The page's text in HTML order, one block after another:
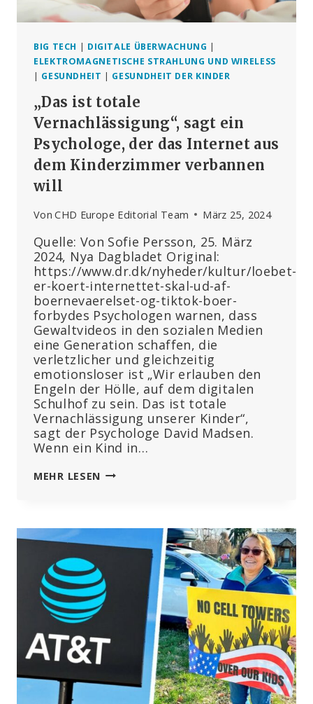
BIG TECH | DIGITALE ÜBERWACHUNG |
ELEKTROMAGNETISCHE STRAHLUNG UND WIRELESS
| GESUNDHEIT | GESUNDHEIT DER KINDER
„Das ist totale
Vernachlässigung“, sagt ein
Psychologe, der das Internet aus
dem Kinderzimmer verbannen
will
Von CHD Europe Editorial Team März 25, 2024
Quelle: Von Sofie Persson, 25. März
2024, Nya Dagbladet Original:
https://www.dr.dk/nyheder/kultur/loebet-
er-koert-internettet-skal-ud-af-
boernevaerelset-og-tiktok-boer-
forbydes Psychologen warnen, dass
Gewaltvideos in den sozialen Medien
eine Generation schaffen, die
verletzlicher und gleichzeitig
emotionsloser ist „Wir erlauben den
Engeln der Hölle, auf dem digitalen
Schulhof zu sein. Das ist totale
Vernachlässigung unserer Kinder“,
sagt der Psychologe David Madsen.
Wenn ein Kind in…
MEHR LESEN „DAS
EIN
PSYCHOLOGE,
DER
DAS
INTERNET
DEM
KINDERZIMMER
VERBANNEN
WILL